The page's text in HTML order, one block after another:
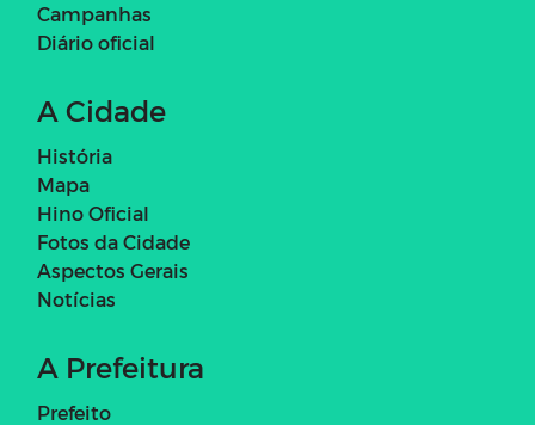
Campanhas
Diário oficial
A Cidade
História
Mapa
Hino Oficial
Fotos da Cidade
Aspectos Gerais
Notícias
A Prefeitura
Prefeito